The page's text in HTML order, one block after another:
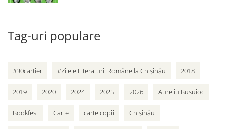
Tag-uri populare
#30cartier #Zilele Literaturii Române la Chișinău 2018
2019 2020 2024 2025 2026 Aureliu Busuioc
Bookfest Carte carte copii Chișinău